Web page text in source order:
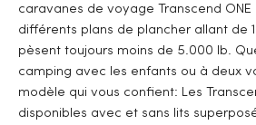
caravanes de voyage Transcend
différents plans de plancher allant de
pèsent toujours moins de 5.000 lb.
camping avec les enfants ou à deux
modèle qui vous confient: Les
disponibles avec et sans lits